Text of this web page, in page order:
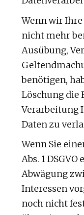
Wenn wir
nicht mehr
Ausübung,
benötigen,
Löschung die
Verarbeitung
Daten zu
Wenn Sie
Abs. 1
Abwägung
Interessen
noch nicht